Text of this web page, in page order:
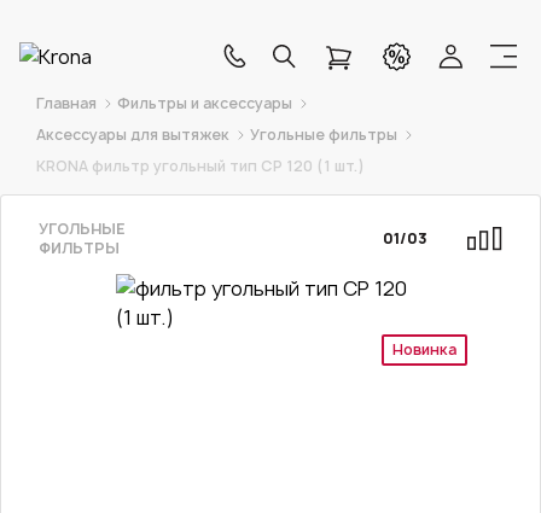
Главная
Фильтры и аксессуары
Аксессуары для вытяжек
Угольные фильтры
KRONA фильтр угольный тип CP 120 (1 шт.)
Новинка
УГОЛЬНЫЕ
ФИЛЬТРЫ
01/03